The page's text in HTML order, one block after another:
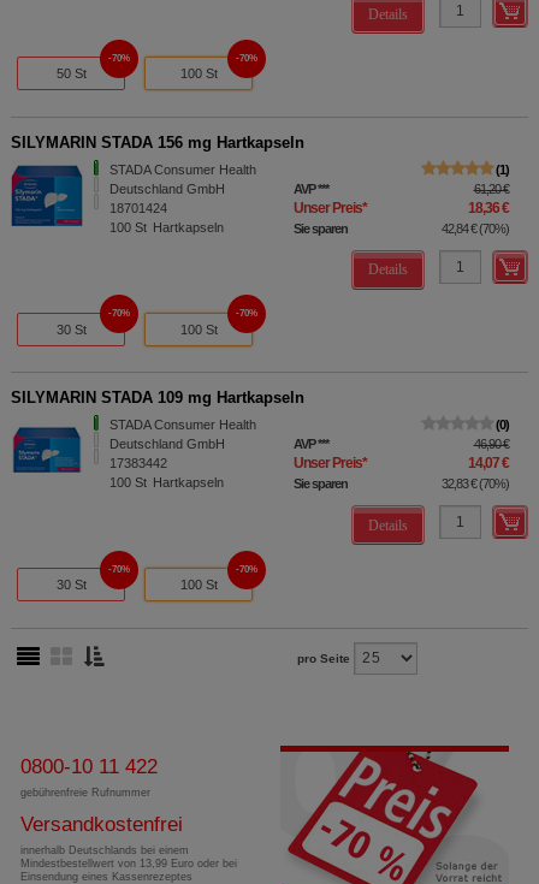
Details
50 St
70%
100 St
70%
SILYMARIN STADA 156 mg Hartkapseln
STADA Consumer Health
Deutschland GmbH
18701424
100 St Hartkapseln
1
AVP*** 61,20 €
Unser Preis* 18,36 €
Sie sparen 42,84 €(70%)
Details
30 St
70%
100 St
70%
SILYMARIN STADA 109 mg Hartkapseln
STADA Consumer Health
Deutschland GmbH
17383442
100 St Hartkapseln
0
AVP*** 46,90 €
Unser Preis* 14,07 €
Sie sparen 32,83 €(70%)
Details
30 St
70%
100 St
70%
pro Seite
0800-10 11 422
gebührenfreie Rufnummer
Versandkostenfrei
innerhalb Deutschlands bei einem
Mindestbestellwert von 13,99 Euro oder bei
Einsendung eines Kassenrezeptes